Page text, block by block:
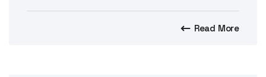
Read More